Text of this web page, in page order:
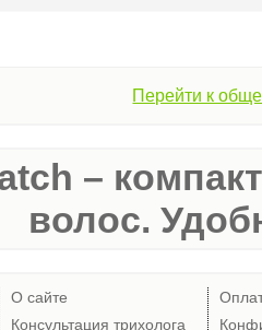
Перейти к
–
волос.
О сайте
Консультация трихолога